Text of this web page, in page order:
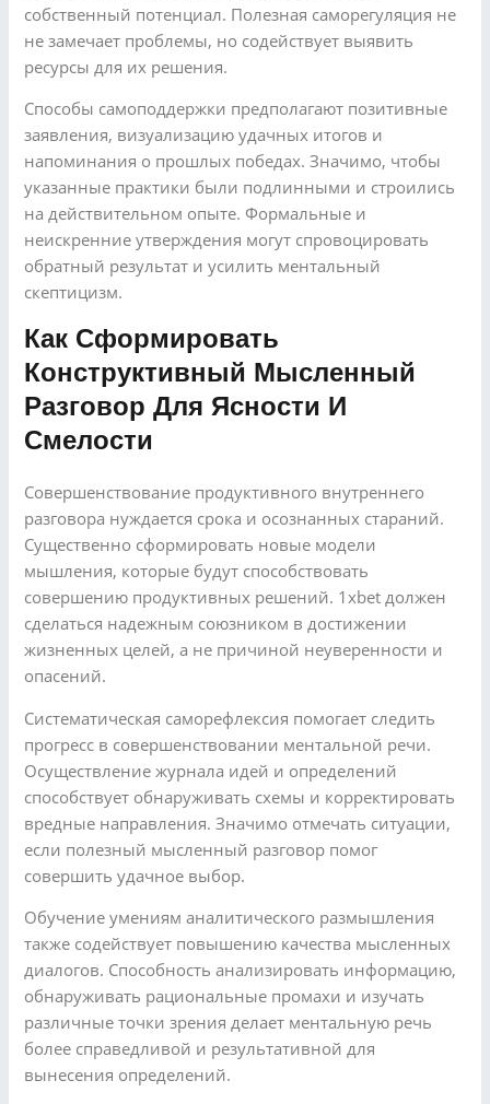
собственный потенциал. Полезная саморегуляция не
не замечает проблемы, но содействует выявить
ресурсы для их решения.
Способы самоподдержки предполагают позитивные
заявления, визуализацию удачных итогов и
напоминания о прошлых победах. Значимо, чтобы
указанные практики были подлинными и строились
на действительном опыте. Формальные и
неискренние утверждения могут спровоцировать
обратный результат и усилить ментальный
скептицизм.
Как Сформировать
Конструктивный Мысленный
Разговор Для Ясности И
Смелости
Совершенствование продуктивного внутреннего
разговора нуждается срока и осознанных стараний.
Существенно сформировать новые модели
мышления, которые будут способствовать
совершению продуктивных решений. 1xbet должен
сделаться надежным союзником в достижении
жизненных целей, а не причиной неуверенности и
опасений.
Систематическая саморефлексия помогает следить
прогресс в совершенствовании ментальной речи.
Осуществление журнала идей и определений
способствует обнаруживать схемы и корректировать
вредные направления. Значимо отмечать ситуации,
если полезный мысленный разговор помог
совершить удачное выбор.
Обучение умениям аналитического размышления
также содействует повышению качества мысленных
диалогов. Способность анализировать информацию,
обнаруживать рациональные промахи и изучать
различные точки зрения делает ментальную речь
более справедливой и результативной для
вынесения определений.